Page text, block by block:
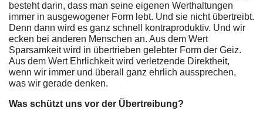
besteht darin, dass man seine eigenen Werthaltungen
immer in ausgewogener Form lebt. Und sie nicht übertreibt.
Denn dann wird es ganz schnell kontraproduktiv. Und wir
ecken bei anderen Menschen an. Aus dem Wert
Sparsamkeit wird in übertrieben gelebter Form der Geiz.
Aus dem Wert Ehrlichkeit wird verletzende Direktheit,
wenn wir immer und überall ganz ehrlich aussprechen,
was wir gerade denken.
Was schützt uns vor der Übertreibung?